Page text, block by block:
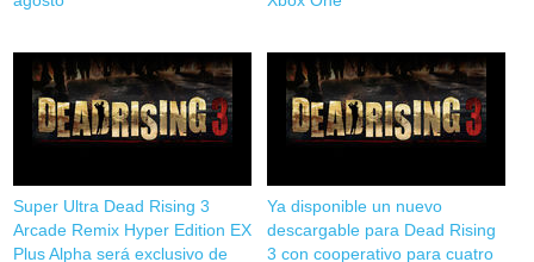
Super Ultra Dead Rising 3
Arcade Remix Hyper Edition EX
Plus Alpha será exclusivo de
Ya disponible un nuevo
descargable para Dead Rising
3 con cooperativo para cuatro